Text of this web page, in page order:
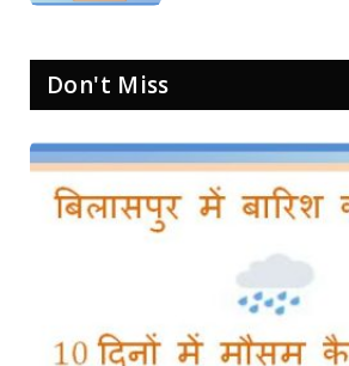
Don't Miss